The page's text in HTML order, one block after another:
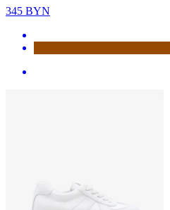
345 BYN